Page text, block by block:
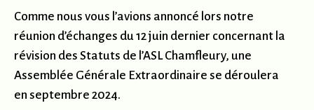
Comme nous vous l’avions annoncé lors notre
réunion d’échanges du 12 juin dernier concernant la
révision des Statuts de l’ASL Chamfleury, une
Assemblée Générale Extraordinaire se déroulera
en septembre 2024.